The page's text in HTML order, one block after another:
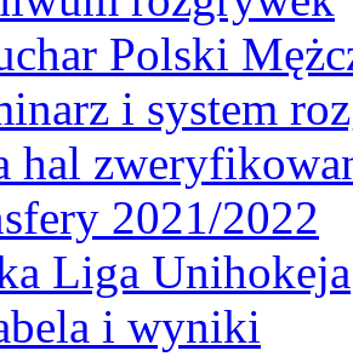
Polski
i system
hal
2021/2022
Liga Unihokeja
i wyniki